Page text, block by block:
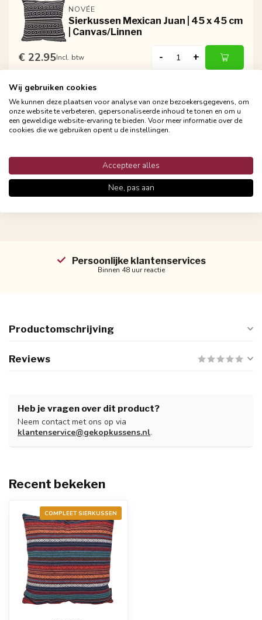
NOVÉE
Sierkussen Mexican Juan | 45 x 45 cm
| Canvas/Linnen
€ 22.95Incl. btw - +
NOVÉE
Sierkussen Mexican Pedro | 45 x 45
cm | Canvas/Linnen
Persoonlijke klantenservices
Binnen 48 uur reactie
Productomschrijving
Reviews
Heb je vragen over dit product?
Neem contact met ons op via
klantenservice@gekopkussens.nl.
Recent bekeken
COMPLEET SIERKUSSEN
Wij gebruiken cookies
We kunnen deze plaatsen voor analyse van onze bezoekersgegevens, om
onze website te verbeteren, gepersonaliseerde inhoud te tonen en om u
een geweldige website-ervaring te bieden. Voor meer informatie over de
cookies die we gebruiken opent u de instellingen.
Accepteer alles
Nee, pas aan